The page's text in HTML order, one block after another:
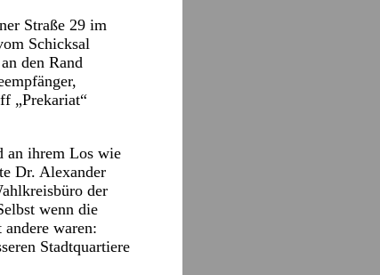
Straße 29 im
Schicksal
den Rand
„Prekariat“
an ihrem Los wie
Dr. Alexander
der
wenn die
waren:
Stadtquartiere